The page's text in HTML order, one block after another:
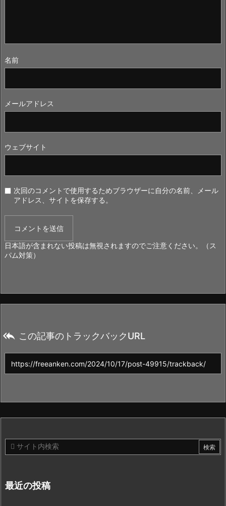
名前
メールアドレス
ウェブサイト
次回のコメントで使用するためブラウザーに自分の名前、メール
アドレス、サイトを保存する。
日本語が含まれない投稿は無視されますのでご注意ください。（ス
パム対策）
 この記事のトラックバックURL
最近の投稿